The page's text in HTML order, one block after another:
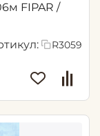
FIPAR /
R3059